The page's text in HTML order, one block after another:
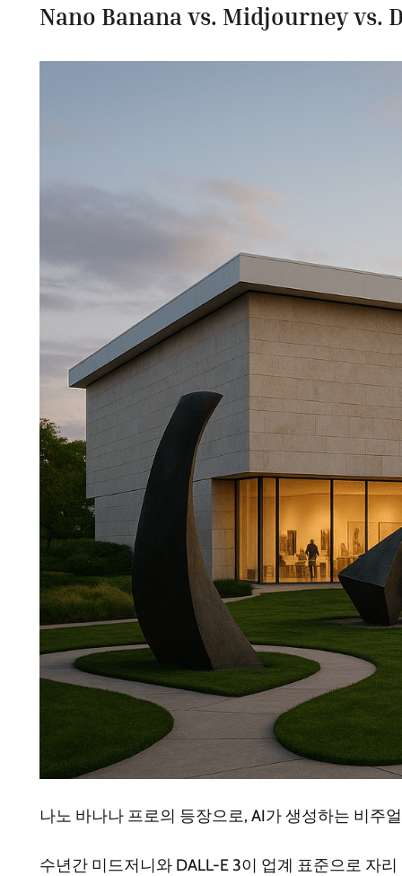
Nano Banana vs. Midjourney vs.
나노 바나나 프로의 등장으로, AI가 생성하는 비주
수년간 미드저니와 DALL-E 3이 업계 표준으로 자